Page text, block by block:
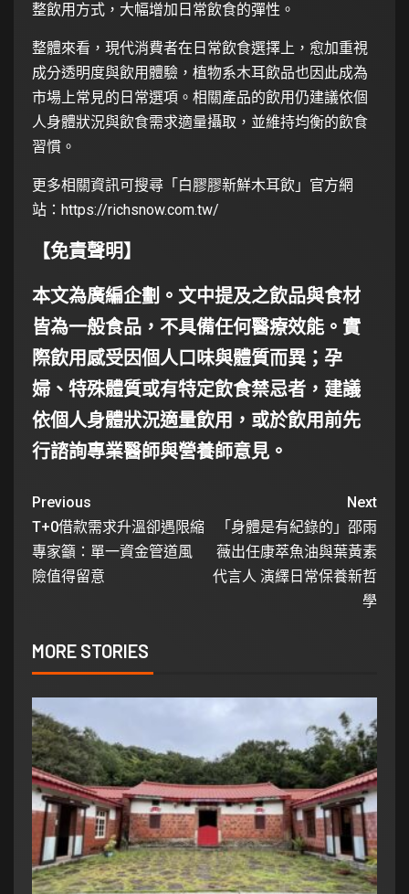
整飲用方式，大幅增加日常飲食的彈性。
整體來看，現代消費者在日常飲食選擇上，愈加重視
成分透明度與飲用體驗，植物系木耳飲品也因此成為
市場上常見的日常選項。相關產品的飲用仍建議依個
人身體狀況與飲食需求適量攝取，並維持均衡的飲食
習慣。
更多相關資訊可搜尋「白膠膠新鮮木耳飲」官方網
站： https://richsnow.com.tw/
【免責聲明】
本文為廣編企劃。文中提及之飲品與食材
皆為一般食品，不具備任何醫療效能。實
際飲用感受因個人口味與體質而異；孕
婦、特殊體質或有特定飲食禁忌者，建議
依個人身體狀況適量飲用，或於飲用前先
行諮詢專業醫師與營養師意見。
Previous
T+0借款需求升溫卻遇限縮
專家籲：單一資金管道風
險值得留意
Next
「身體是有紀錄的」邵雨
薇出任康萃魚油與葉黃素
代言人 演繹日常保養新哲
學
MORE STORIES